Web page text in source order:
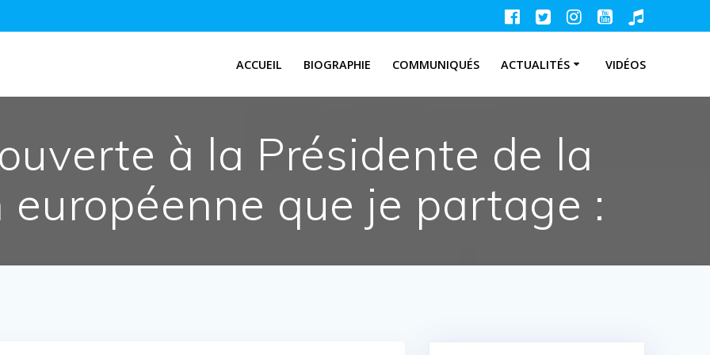
ACCUEIL BIOGRAPHIE COMMUNIQUÉS ACTUALITÉS VIDÉOS
à la Présidente de la
européenne que je partage :